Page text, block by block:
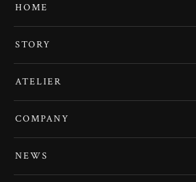
HOME
STORY
ATELIER
COMPANY
NEWS